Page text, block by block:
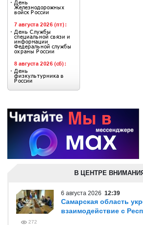
В ЦЕНТРЕ
6 августа 2026 12:39
Самарская область
взаимодействие с
272